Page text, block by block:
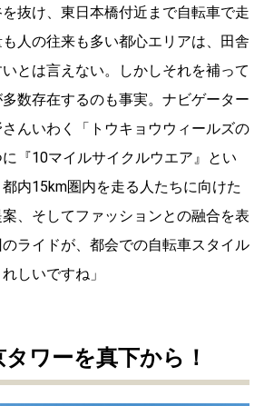
抜け、東日本橋付近まで自転車で走
人の往来も多い都心エリアは、田舎
とは言えない。しかしそれを補って
数存在するのも事実。ナビゲーター
んいわく「トウキョウウィールズの
『10マイルサイクルウエア』とい
内15km圏内を走る人たちに向けた
、そしてファッションとの融合を表
ライドが、都会での自転車スタイル
しいですね」
ワーを真下から！